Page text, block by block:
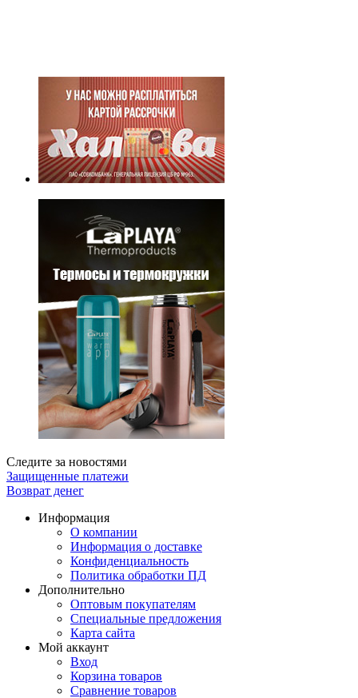
Следите за новостями
Защищенные платежи
Возврат денег
Информация
О компании
Информация о доставке
Конфиденциальность
Политика обработки ПД
Дополнительно
Оптовым покупателям
Специальные предложения
Карта сайта
Мой аккаунт
Вход
Корзина товаров
Сравнение товаров